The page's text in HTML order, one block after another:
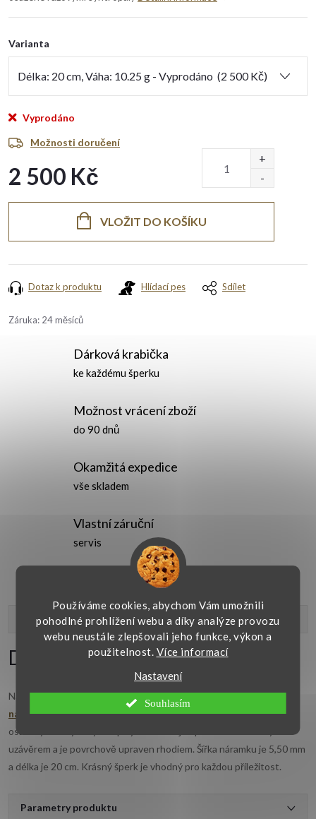
Používáme cookies, abychom Vám umožnili
pohodlné prohlížení webu a díky analýze provozu
webu neustále zlepšovali jeho funkce, výkon a
použitelnost. Více informací
Nastavení
Souhlasím
Varianta
Vyprodáno
Možnosti doručení
2 500 Kč
VLOŽIT DO KOŠÍKU
Dotaz k produktu Hlídací pes Sdílet
Záruka: 24 měsíců
Dárková krabička
ke každému šperku
Možnost vrácení zboží
do 90 dnů
Okamžitá expedice
vše skladem
Vlastní záruční
servis
Popis produktu
Detailní popis produktu
Náramek je vyrobený ze stříbra o ryzosti 925/1000.Stříbrný
náramekv hladkém lesklém provedení je tvořen články, které jsou
osazeny růžovými synt. opály. Náramek je opatřen karabinovým
uzávěrem a je povrchově upraven rhodiem. Šířka náramku je 5,50 mm
a délka je 20 cm. Krásný šperk je vhodný pro každou příležitost.
Parametry produktu